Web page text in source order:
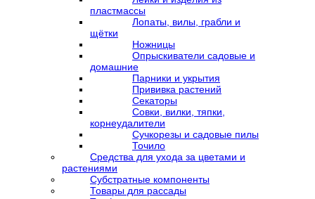
пластмассы
Лопаты, вилы, грабли и
щётки
Ножницы
Опрыскиватели садовые и
домашние
Парники и укрытия
Прививка растений
Секаторы
Совки, вилки, тяпки,
корнеудалители
Сучкорезы и садовые пилы
Точило
Средства для ухода за цветами и
растениями
Субстратные компоненты
Товары для рассады